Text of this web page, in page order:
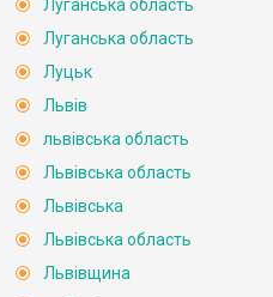
Луганська область
Луганська область
Луцьк
Львів
львівська область
Львівська область
Львівська
Львівська область
Львівщина